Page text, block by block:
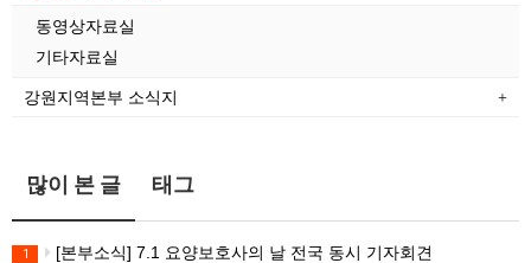
동영상자료실
기타자료실
강원지역본부 소식지
많이 본 글 태그
1 [본부소식] 7.1 요양보호사의 날 전국 동시 기자회견